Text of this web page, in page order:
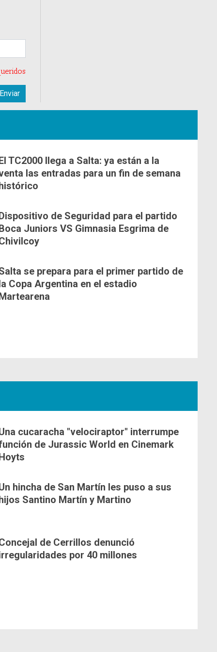
TC2000 llega a Salta: ya están a la
las entradas para un fin de semana
de Seguridad para el partido
Juniors VS Gimnasia Esgrima de
se prepara para el primer partido de
Copa Argentina en el estadio
cucaracha "velociraptor" interrumpe
de Jurassic World en Cinemark
hincha de San Martín les puso a sus
Santino Martín y Martino
de Cerrillos denunció
por 40 millones